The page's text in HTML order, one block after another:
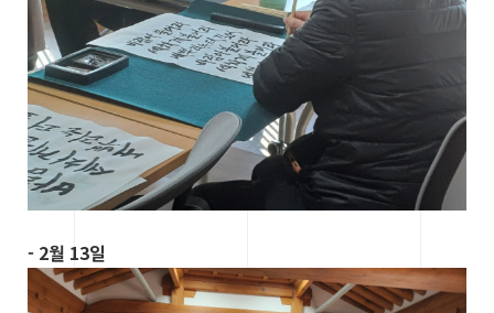
- 2월 13일